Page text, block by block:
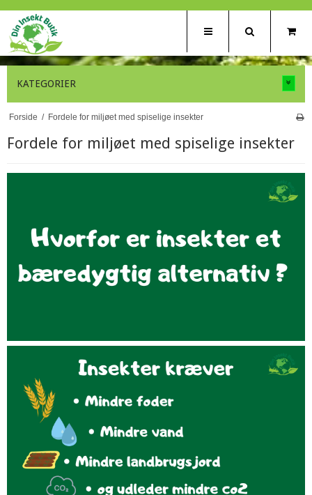
KATEGORIER
Forside / Fordele for miljøet med spiselige insekter
Fordele for miljøet med spiselige insekter